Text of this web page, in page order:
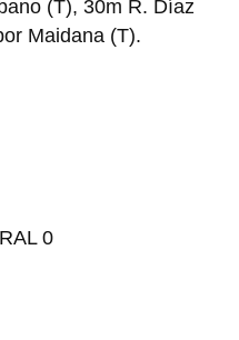
(T), 30m R. Díaz
Maidana (T).
0